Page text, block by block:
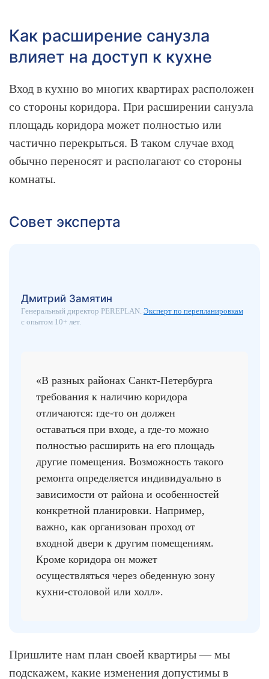
Как расширение санузла
влияет на доступ к кухне
Вход в кухню во многих квартирах расположен
со стороны коридора. При расширении санузла
площадь коридора может полностью или
частично перекрыться. В таком случае вход
обычно переносят и располагают со стороны
комнаты.
Совет эксперта
Дмитрий Замятин
Генеральный директор PEREPLAN. Эксперт по перепланировкам
с опытом 10+ лет.
«В разных районах Санкт-Петербурга
требования к наличию коридора
отличаются: где-то он должен
оставаться при входе, а где-то можно
полностью расширить на его площадь
другие помещения. Возможность такого
ремонта определяется индивидуально в
зависимости от района и особенностей
конкретной планировки. Например,
важно, как организован проход от
входной двери к другим помещениям.
Кроме коридора он может
осуществляться через обеденную зону
кухни-столовой или холл».
Пришлите нам план своей квартиры — мы
подскажем, какие изменения допустимы в